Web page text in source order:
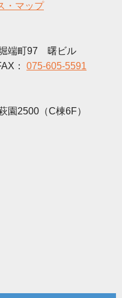
・マップ
端町97 曙ビル
： 075-605-5591
2500（C棟6F）